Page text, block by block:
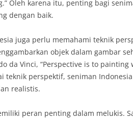
Oleh karena itu, penting bagi
dengan baik.
juga perlu memahami teknik
objek dalam gambar
da Vinci, “Perspective is to
teknik perspektif, seniman
realistis.
peran penting dalam melukis.